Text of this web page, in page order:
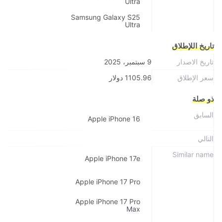
Samsung Galaxy S25
Ultra
تاريخ اللإطلاق
تاريخ الاصدار
9 سبتمبر، 2025
سعر الإطلاق
1105.96 دولار
ذو صلة
السابق Apple iPhone 16
التالي
Similar name
Apple iPhone 17e
Apple iPhone 17 Pro
Apple iPhone 17 Pro
Max